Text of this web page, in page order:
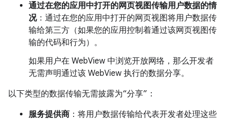
通过在您的应用中打开的网页视图传输用户数据的情
况：通过在您的应用中打开的网页视图将用户数据传
输给第三方（如果您的应用控制着通过该网页视图传
输的代码和行为）。
如果用户在 WebView 中浏览开放网络，那么开发者
无需声明通过该 WebView 执行的数据分享。
以下类型的数据传输无需披露为“分享”：
服务提供商 ：将用户数据传输给代表开发者处理这些